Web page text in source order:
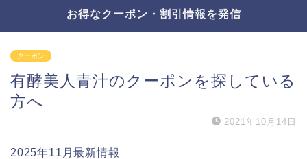
お得なクーポン・割引情報を発信
クーポン
有酵美人青汁のクーポンを探している
方へ
2021年10月14日
2025年11月最新情報